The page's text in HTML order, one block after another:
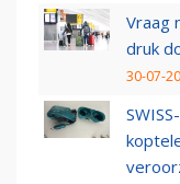
Vraag
druk
30-07-